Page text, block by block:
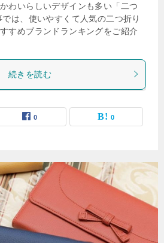
わいらしいデザインも多い「二つ
は、使いやすくて人気の二つ折り
すめブランドランキングをご紹介
続きを読む
0 0